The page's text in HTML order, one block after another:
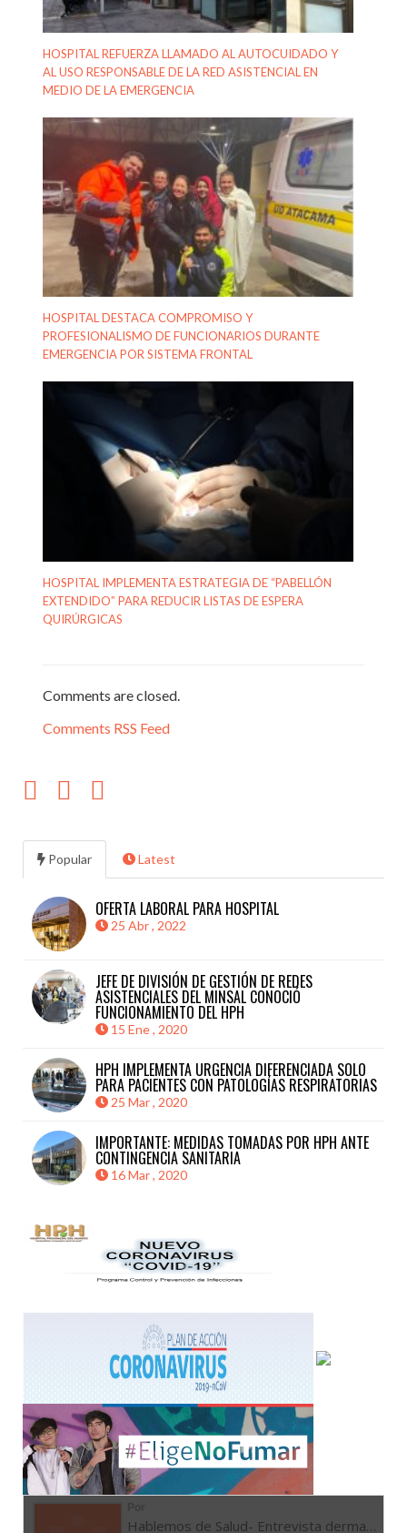
HOSPITAL REFUERZA LLAMADO AL AUTOCUIDADO Y
AL USO RESPONSABLE DE LA RED ASISTENCIAL EN
MEDIO DE LA EMERGENCIA
HOSPITAL DESTACA COMPROMISO Y
PROFESIONALISMO DE FUNCIONARIOS DURANTE
EMERGENCIA POR SISTEMA FRONTAL
HOSPITAL IMPLEMENTA ESTRATEGIA DE “PABELLÓN
EXTENDIDO” PARA REDUCIR LISTAS DE ESPERA
QUIRÚRGICAS
Comments are closed.
Comments RSS Feed
Popular Latest
OFERTA LABORAL PARA HOSPITAL
25 Abr , 2022
JEFE DE DIVISIÓN DE GESTIÓN DE REDES
ASISTENCIALES DEL MINSAL CONOCIÓ
FUNCIONAMIENTO DEL HPH
15 Ene , 2020
HPH IMPLEMENTA URGENCIA DIFERENCIADA SOLO
PARA PACIENTES CON PATOLOGÍAS RESPIRATORIAS
25 Mar , 2020
IMPORTANTE: MEDIDAS TOMADAS POR HPH ANTE
CONTINGENCIA SANITARIA
16 Mar , 2020